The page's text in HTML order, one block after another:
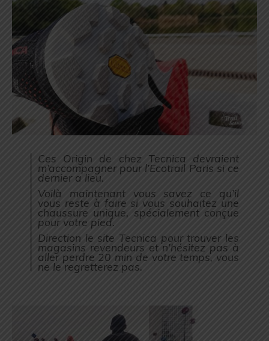
Ces Origin de chez Tecnica devraient
m’accompagner pour l’Ecotrail Paris si ce
dernier a lieu.
Voilà maintenant vous savez ce qu’il
vous reste à faire si vous souhaitez une
chaussure unique, spécialement conçue
pour votre pied.
Direction le site Tecnica pour trouver les
magasins revendeurs et n’hésitez pas à
aller perdre 20 min de votre temps, vous
ne le regretterez pas.